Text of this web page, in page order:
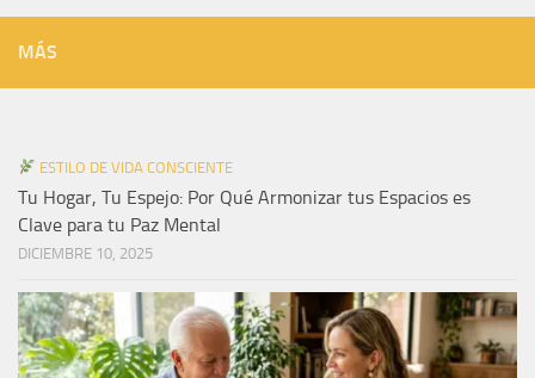
MÁS
ESTILO DE VIDA CONSCIENTE
Tu Hogar, Tu Espejo: Por Qué Armonizar tus Espacios es
Clave para tu Paz Mental
DICIEMBRE 10, 2025